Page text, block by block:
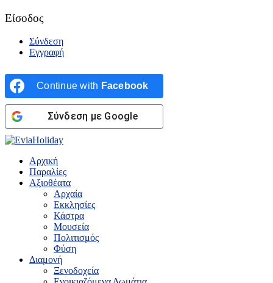
Είσοδος
Σύνδεση
Εγγραφή
Continue with Facebook
Σύνδεση με Google
Αρχική
Παραλίες
Αξιοθέατα
Αρχαία
Εκκλησίες
Κάστρα
Μουσεία
Πολιτισμός
Φύση
Διαμονή
Ξενοδοχεία